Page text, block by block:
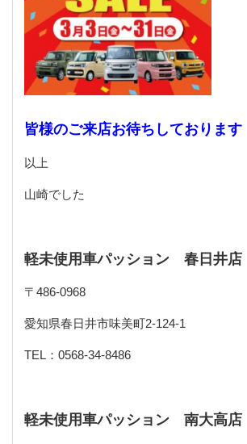
皆様のご来店お待ちしております
以上
山崎でした
軽未使用車パッション 春日井店
〒 486-0968
愛知県春日井市味美町2-124-1
TEL ： 0568-34-8486
軽未使用車パッション 南大高店